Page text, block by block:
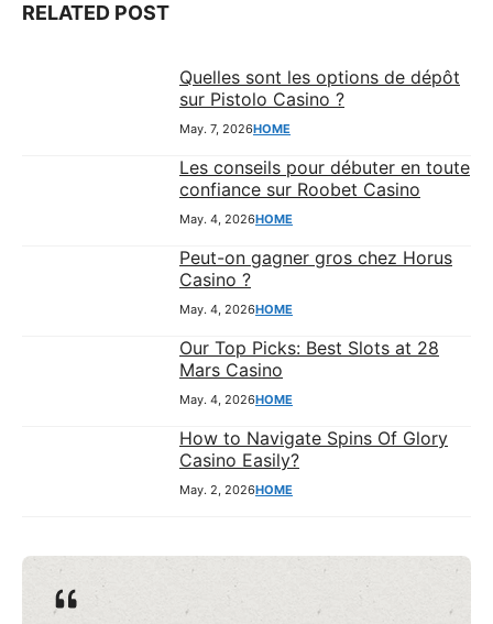
RELATED POST
Quelles sont les options de dépôt
sur Pistolo Casino ?
May. 7, 2026HOME
Les conseils pour débuter en toute
confiance sur Roobet Casino
May. 4, 2026HOME
Peut-on gagner gros chez Horus
Casino ?
May. 4, 2026HOME
Our Top Picks: Best Slots at 28
Mars Casino
May. 4, 2026HOME
How to Navigate Spins Of Glory
Casino Easily?
May. 2, 2026HOME